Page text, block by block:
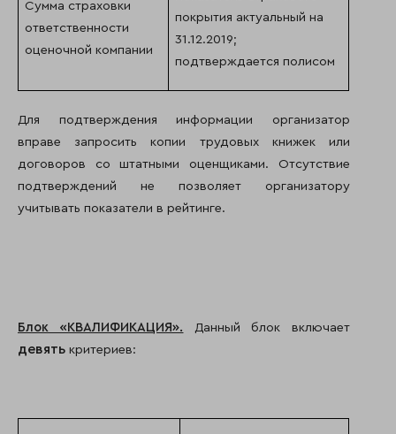
Сумма страховки
ответственности
оценочной компании
покрытия актуальный на
31.12.2019;
подтверждается полисом
Для подтверждения информации организатор
вправе запросить копии трудовых книжек или
договоров со штатными оценщиками. Отсутствие
подтверждений не позволяет организатору
учитывать показатели в рейтинге.
Блок «КВАЛИФИКАЦИЯ». Данный блок включает
девять критериев: